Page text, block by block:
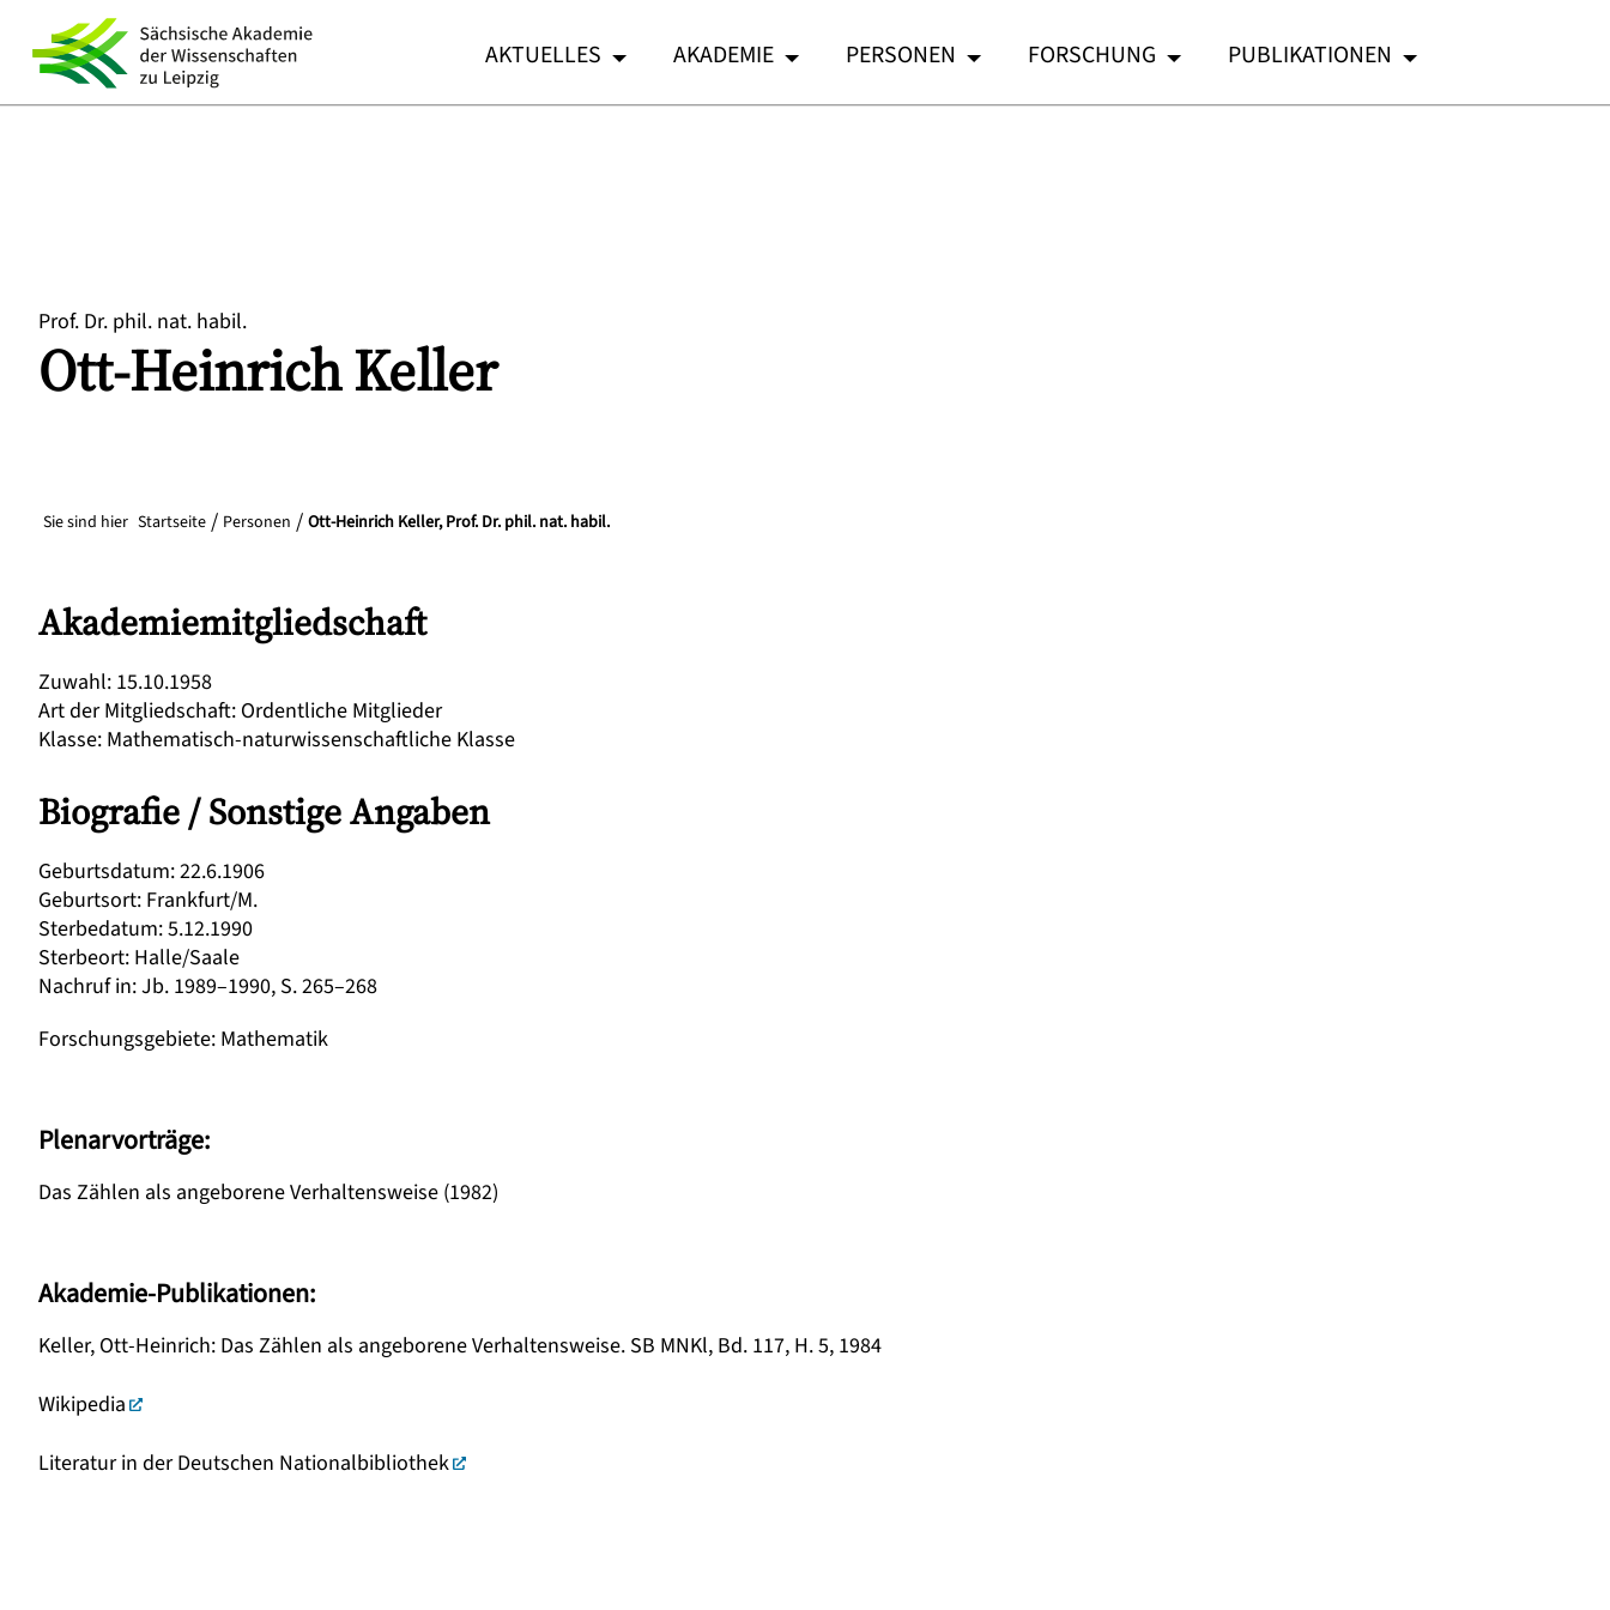
AKTUELLES AKADEMIE PERSONEN FORSCHUNG PUBLIKATIONEN
Prof. Dr. phil. nat. habil.
Ott-HeinrichKeller
Sie sind hier Startseite Personen Ott-Heinrich Keller, Prof. Dr. phil. nat. habil.
Akademiemitgliedschaft
Zuwahl: 15.10.1958
Art der Mitgliedschaft: Ordentliche Mitglieder
Klasse: Mathematisch-naturwissenschaftliche Klasse
Biografie / Sonstige Angaben
Geburtsdatum:22.6.1906
Geburtsort: Frankfurt/M.
Sterbedatum:5.12.1990
Sterbeort: Halle/Saale
Nachruf in:Jb. 1989–1990, S. 265–268
Forschungsgebiete: Mathematik
Plenarvorträge:
Das Zählen als angeborene Verhaltensweise (1982)
Akademie-Publikationen:
Keller, Ott-Heinrich: Das Zählen als angeborene Verhaltensweise. SB MNKl, Bd. 117, H. 5, 1984
Wikipedia
Literatur in der Deutschen Nationalbibliothek